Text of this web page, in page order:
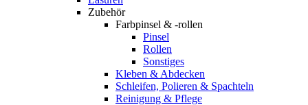
Zubehör
Farbpinsel & -rollen
Pinsel
Rollen
Sonstiges
Kleben & Abdecken
Schleifen, Polieren & Spachteln
Reinigung & Pflege